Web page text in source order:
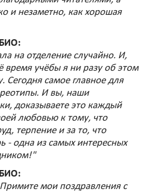
и незаметно, как хорошая
БИО:
на отделение случайно. И,
время учёбы я ни разу об этом
Сегодня самое главное для
И вы, наши
доказываете это каждый
любовью к тому, что
терпение и за то, что
- одна из самых интересных
БИО:
мои поздравления с